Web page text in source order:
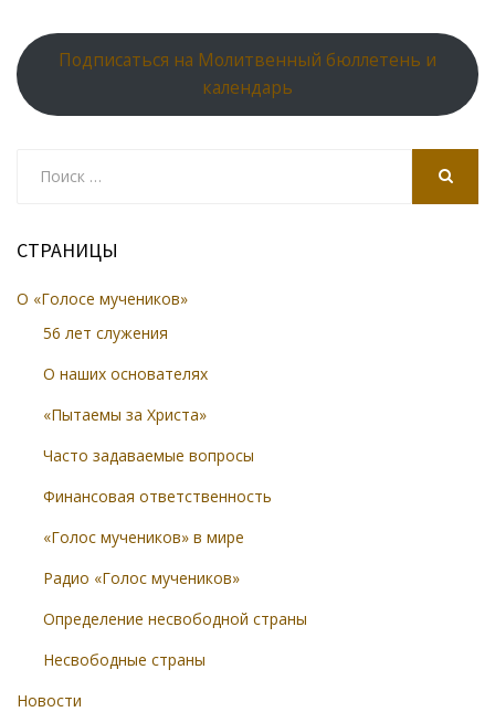
Подписаться на Молитвенный бюллетень и
календарь
СТРАНИЦЫ
О «Голосе мучеников»
56 лет служения
О наших основателях
«Пытаемы за Христа»
Часто задаваемые вопросы
Финансовая ответственность
«Голос мучеников» в мире
Радио «Голос мучеников»
Определение несвободной страны
Несвободные страны
Новости